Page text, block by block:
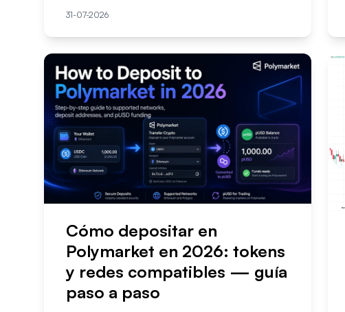
31-07-2026
Cómo depositar en
Polymarket en 2026: tokens
y redes compatibles — guía
paso a paso